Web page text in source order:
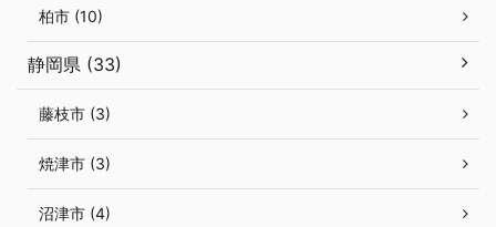
柏市 (10)
静岡県 (33)
藤枝市 (3)
焼津市 (3)
沼津市 (4)